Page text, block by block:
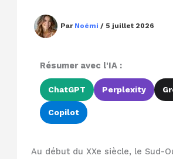
Par Noémi / 5 juillet 2026
Résumer avec l'IA :
ChatGPT Perplexity
Copilot
Au début du XXe siècle, le Sud-